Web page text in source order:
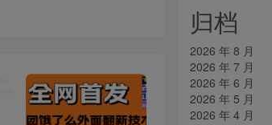
归档
2026 年 8 月
2026 年 7 月
2026 年 6 月
2026 年 5 月
2026 年 4 月